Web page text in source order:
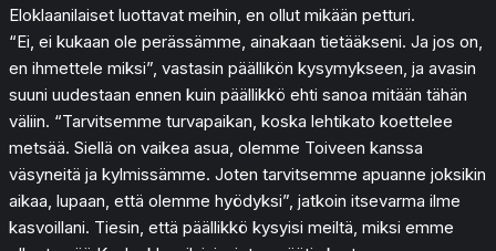
Eloklaanilaiset luottavat meihin, en ollut mikään petturi.
“Ei, ei kukaan ole perässämme, ainakaan tietääkseni. Ja jos on,
en ihmettele miksi”, vastasin päällikön kysymykseen, ja avasin
suuni uudestaan ennen kuin päällikkö ehti sanoa mitään tähän
väliin. “Tarvitsemme turvapaikan, koska lehtikato koettelee
metsää. Siellä on vaikea asua, olemme Toiveen kanssa
väsyneitä ja kylmissämme. Joten tarvitsemme apuanne joksikin
aikaa, lupaan, että olemme hyödyksi”, jatkoin itsevarma ilme
kasvoillani. Tiesin, että päällikkö kysyisi meiltä, miksi emme